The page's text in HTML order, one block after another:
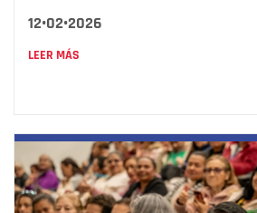
12•02•2026
LEER MÁS